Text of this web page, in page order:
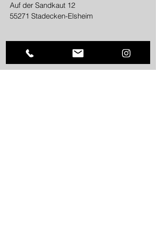
Auf der Sandkaut 12
55271 Stadecken-Elsheim